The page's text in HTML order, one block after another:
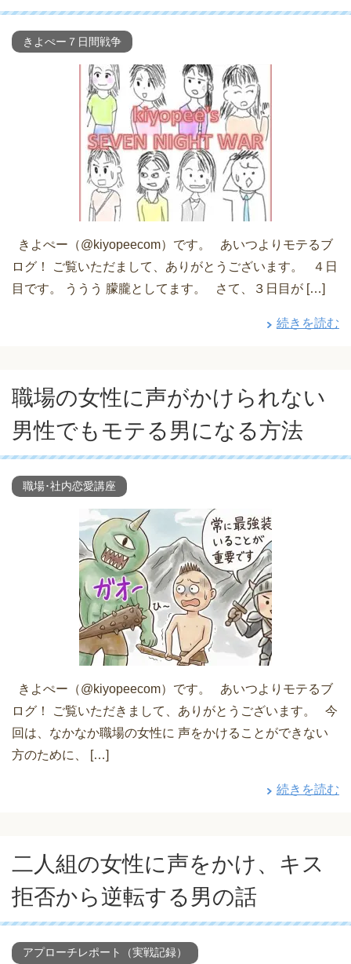
きよぺー７日間戦争
きよぺー（@kiyopeecom）です。 あいつよりモテるブ
ログ！ ご覧いただまして、ありがとうございます。 ４日
目です。 ううう 朦朧としてます。 さて、３日目が […]
続きを読む
職場の女性に声がかけられない
男性でもモテる男になる方法
職場･社内恋愛講座
きよぺー（@kiyopeecom）です。 あいつよりモテるブ
ログ！ ご覧いただきまして、ありがとうございます。 今
回は、なかなか職場の女性に 声をかけることができない
方のために、 […]
続きを読む
二人組の女性に声をかけ、キス
拒否から逆転する男の話
アプローチレポート（実戦記録）